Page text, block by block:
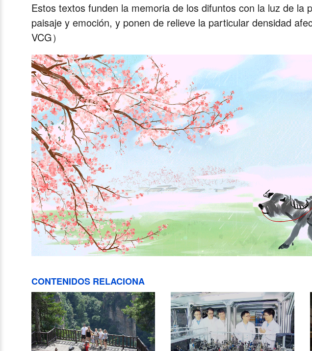
Estos textos funden la memoria de los difuntos con la luz de la
paisaje y emoción, y ponen de relieve la particular densidad
VCG）
CONTENIDOS RELACIONA